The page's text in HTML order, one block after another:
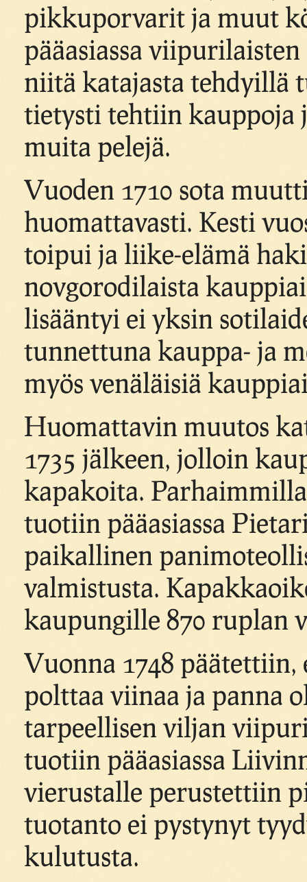
pikkuporvarit ja muut
pääasiassa
niitä katajasta tehdyillä
tietysti tehtiin
muita pelejä.
Vuoden 1710 sota
huomattavasti. Kesti
toipui ja liike-elämä
novgorodilaista
lisääntyi ei yksin
tunnettuna kauppa- ja
myös venäläisiä
Huomattavin muutos
1735 jälkeen, jolloin
kapakoita.
tuotiin pääasiassa
paikallinen
valmistusta.
kaupungille 870 ruplan
Vuonna 1748
polttaa viinaa ja panna
tarpeellisen viljan
tuotiin pääasiassa
vierustalle perustettiin
tuotanto ei pystynyt
kulutusta.